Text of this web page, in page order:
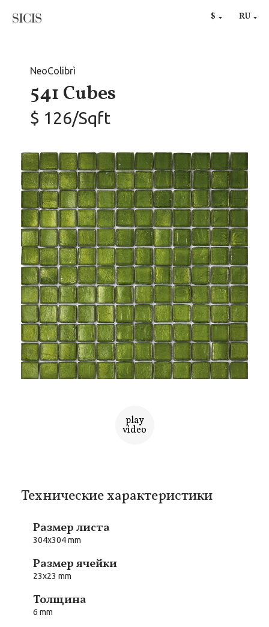
$€ RU
DE
NeoColibrì
541 Cubes
$ 126/Sqft
play
video
Технические характеристики
Размер листа
304x304 mm
Размер ячейки
23x23 mm
Толщина
6 mm